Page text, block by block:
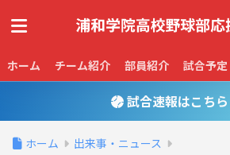
ホーム チーム紹介 部員紹介 試合予
試合速報はこちら
ホーム 出来事・ニュース